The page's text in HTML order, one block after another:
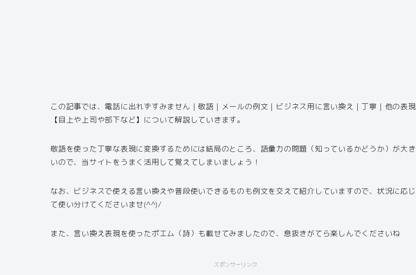
この記事では、電話に出れずすみません｜敬語｜メールの例文｜ビジネス用に言い換え｜丁寧｜他の表現
【目上や上司や部下など】について解説していきます。
敬語を使った丁寧な表現に変換するためには結局のところ、語彙力の問題（知っているかどうか）が大き
いので、当サイトをうまく活用して覚えてしまいましょう！
なお、ビジネスで使える言い換えや普段使いできるものも例文を交えて紹介していますので、状況に応じ
て使い分けてくださいませ(^^)/
また、言い換え表現を使ったポエム（詩）も載せてみましたので、息抜きがてら楽しんでくださいね
スポンサーリンク